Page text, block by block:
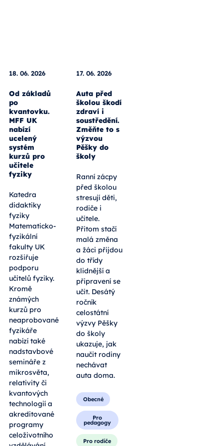
18. 06. 2026
Od základů
po
kvantovku.
MFF UK
nabízí
ucelený
systém
kurzů pro
učitele
fyziky
Katedra
didaktiky
fyziky
Matematicko-
fyzikální
fakulty UK
rozšiřuje
podporu
učitelů fyziky.
Kromě
známých
kurzů pro
neaprobované
fyzikáře
nabízí také
nadstavbové
semináře z
mikrosvěta,
relativity či
kvantových
technologií a
akreditované
programy
celoživotního
17. 06. 2026
Auta před
školou škodí
zdraví i
soustředění.
Změňte to s
výzvou
Pěšky do
školy
Ranní zácpy
před školou
stresují děti,
rodiče i
učitele.
Přitom stačí
malá změna
a žáci přijdou
do třídy
klidnější a
připravení se
učit. Desátý
ročník
celostátní
výzvy Pěšky
do školy
ukazuje, jak
naučit rodiny
nechávat
auta doma.
Obecné
Pro
pedagogy
Pro rodiče